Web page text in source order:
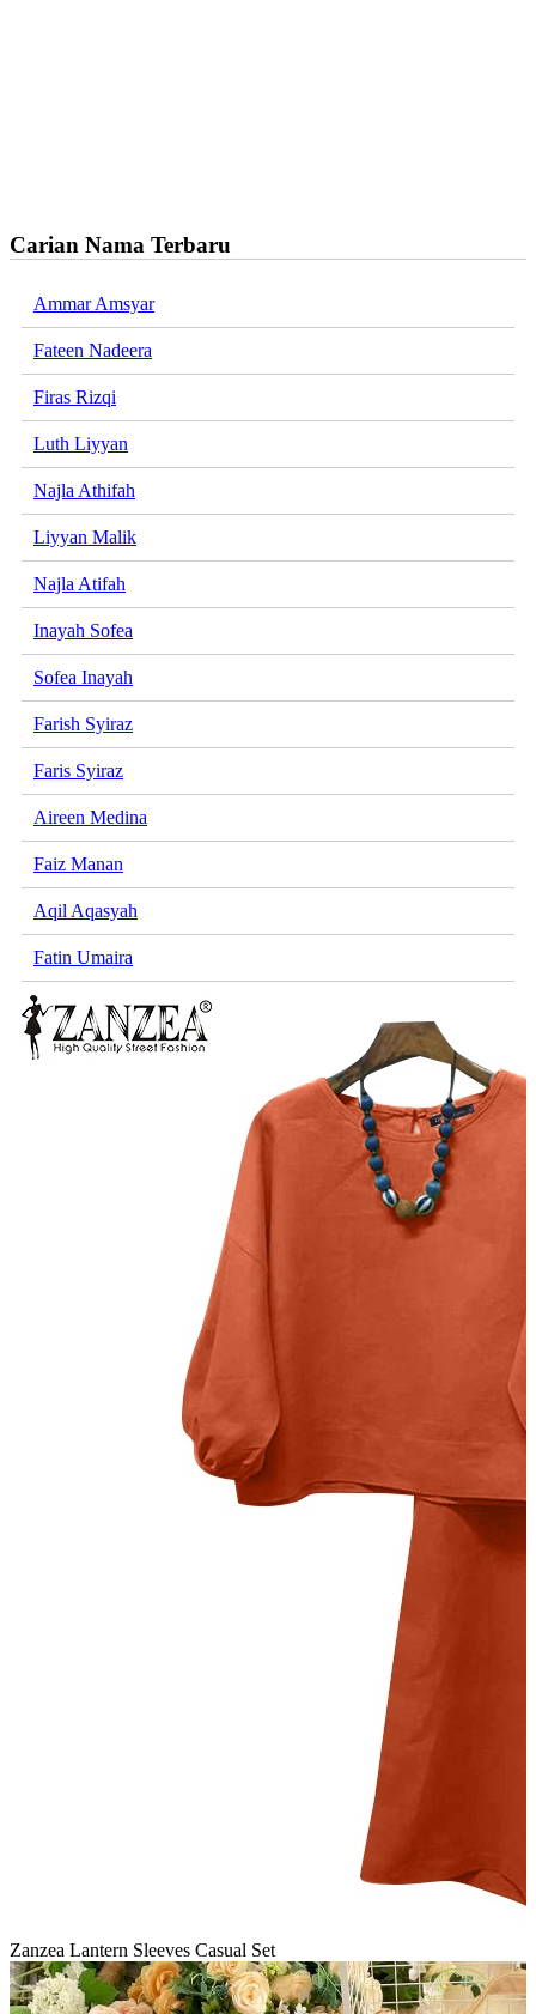
Carian Nama Terbaru
Ammar Amsyar
Fateen Nadeera
Firas Rizqi
Luth Liyyan
Najla Athifah
Liyyan Malik
Najla Atifah
Inayah Sofea
Sofea Inayah
Farish Syiraz
Faris Syiraz
Aireen Medina
Faiz Manan
Aqil Aqasyah
Fatin Umaira
Zanzea Lantern Sleeves Casual Set